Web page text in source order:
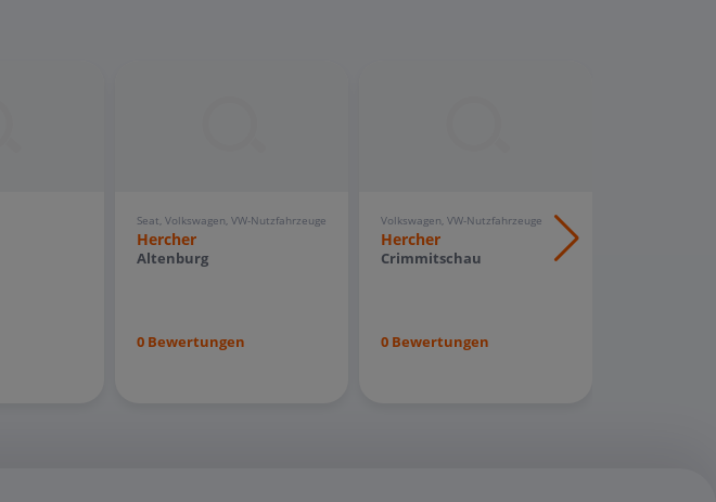
Seat, Volkswagen, VW-Nutzfahrzeuge
Hercher
Altenburg
0 Bewertungen
Volkswagen, VW-Nutzfahrzeuge
Hercher
Crimmitschau
0 Bewertungen